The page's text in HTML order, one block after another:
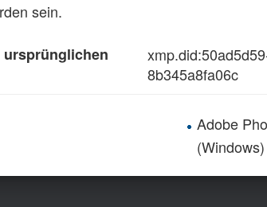
sein.
ursprünglichen
8b345a8fa06c
Adobe
(Windows)